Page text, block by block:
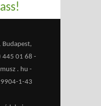
Budapest,
445 01 68 -
. hu -
1-43